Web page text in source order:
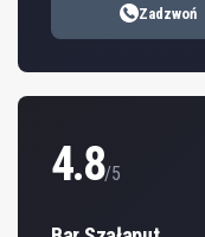
Zadzwoń
4.8/5